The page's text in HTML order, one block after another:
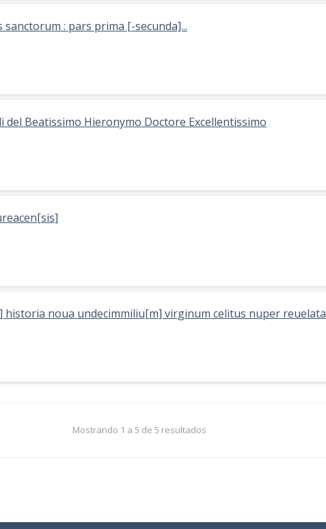
: pars prima [-secunda]...
Beatissimo Hieronymo Doctore Excellentissimo
noua undecimmiliu[m] virginum celitus nuper reuelata
Mostrando 1 a 5 de 5 resultados